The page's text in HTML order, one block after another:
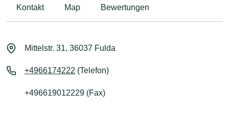
Kontakt Map Bewertungen
Mittelstr. 31, 36037 Fulda
+4966174222 (Telefon)
+496619012229 (Fax)